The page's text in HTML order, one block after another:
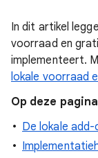
In dit artikel
voorraad en
implementeert.
lokale voorraad
Op deze pagina
De lokale